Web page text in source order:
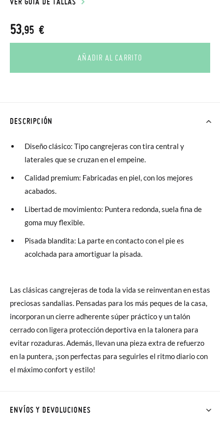
53,95 €
AÑADIR AL CARRITO
DESCRIPCIÓN
Diseño clásico: Tipo cangrejeras con tira central y
laterales que se cruzan en el empeine.
Calidad premium: Fabricadas en piel, con los mejores
acabados.
Libertad de movimiento: Puntera redonda, suela fina de
goma muy flexible.
Pisada blandita: La parte en contacto con el pie es
acolchada para amortiguar la pisada.
Las clásicas cangrejeras de toda la vida se reinventan en estas
preciosas sandalias. Pensadas para los más peques de la casa,
incorporan un cierre adherente súper práctico y un talón
cerrado con ligera protección deportiva en la talonera para
evitar rozaduras. Además, llevan una pieza extra de refuerzo
en la puntera, ¡son perfectas para seguirles el ritmo diario con
el máximo confort y estilo!
ENVÍOS Y DEVOLUCIONES